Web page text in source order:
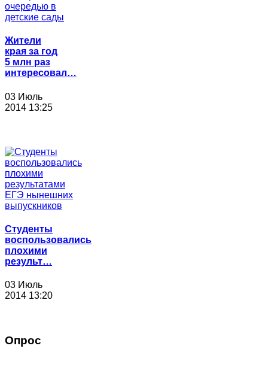
Жители
края за год
5 млн раз
интересовал…
03 Июль
2014 13:25
Студенты
воспользовались
плохими
результ…
03 Июль
2014 13:20
Опрос